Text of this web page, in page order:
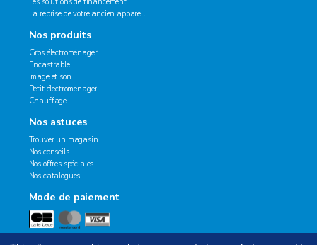
La reprise de votre ancien appareil
Nos produits
Gros électroménager
Encastrable
Image et son
Petit électroménager
Chauffage
Nos astuces
Trouver un magasin
Nos conseils
Nos offres spéciales
Nos catalogues
Mode de paiement